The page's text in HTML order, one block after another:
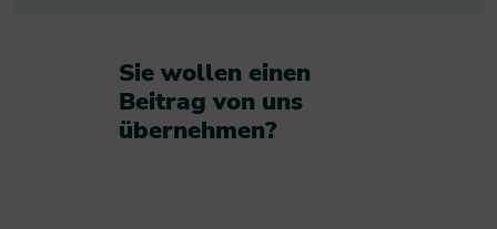
Sie wollen einen
Beitrag von uns
übernehmen?​